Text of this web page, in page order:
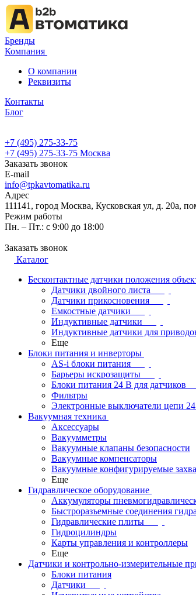
Бренды
Компания
О компании
Реквизиты
Контакты
Блог
+7 (495) 275-33-75
+7 (495) 275-33-75 Москва
Заказать звонок
E-mail
info@tpkavtomatika.ru
Адрес
111141, город Москва, Кусковская ул, д. 20а,
Режим работы
Пн. – Пт.: с 9:00 до 18:00
Заказать звонок
Каталог
Бесконтактные датчики положения
Датчики двойного листа
Датчики прикосновения
Емкостные датчики
Индуктивные датчики
Индуктивные датчики для
Еще
Блоки питания и инверторы
AS-i блоки питания
Барьеры искрозащиты
Блоки питания 24 В для датчиков
Фильтры
Электронные выключатели цепи
Вакуумная техника
Аксессуары
Вакуумметры
Вакуумные клапаны безопасности
Вакуумные компенсаторы
Вакуумные конфигурируемые
Еще
Гидравлическое оборудование
Аккумуляторы
Быстроразъемные соединения
Гидравлические плиты
Гидроцилиндры
Карты управления и контроллеры
Еще
Датчики и контрольно-измерительные
Блоки питания
Датчики